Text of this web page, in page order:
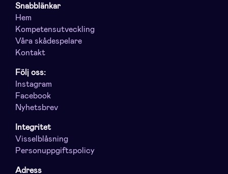
Snabblänkar
Hem
Kompetensutveckling
Våra skådespelare
Kontakt
Följ oss:
Instagram
Facebook
Nyhetsbrev
Integritet
Visselblåsning
Personuppgiftspolicy
Adress